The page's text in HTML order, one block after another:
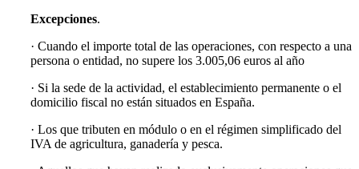
Excepciones.
· Cuando el importe total de las operaciones, con respecto a una
persona o entidad, no supere los 3.005,06 euros al año
· Si la sede de la actividad, el establecimiento permanente o el
domicilio fiscal no están situados en España.
· Los que tributen en módulo o en el régimen simplificado del
IVA de agricultura, ganadería y pesca.